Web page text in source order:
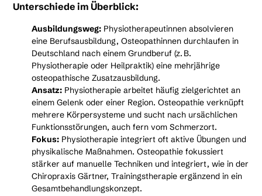
Unterschiede im Überblick:
Ausbildungsweg: Physiotherapeutinnen absolvieren
eine Berufsausbildung, Osteopathinnen durchlaufen in
Deutschland nach einem Grundberuf (z. B.
Physiotherapie oder Heilpraktik) eine mehrjährige
osteopathische Zusatzausbildung.
Ansatz: Physiotherapie arbeitet häufig zielgerichtet an
einem Gelenk oder einer Region. Osteopathie verknüpft
mehrere Körpersysteme und sucht nach ursächlichen
Funktionsstörungen, auch fern vom Schmerzort.
Fokus: Physiotherapie integriert oft aktive Übungen und
physikalische Maßnahmen. Osteopathie fokussiert
stärker auf manuelle Techniken und integriert, wie in der
Chiropraxis Gärtner, Trainingstherapie ergänzend in ein
Gesamtbehandlungskonzept.